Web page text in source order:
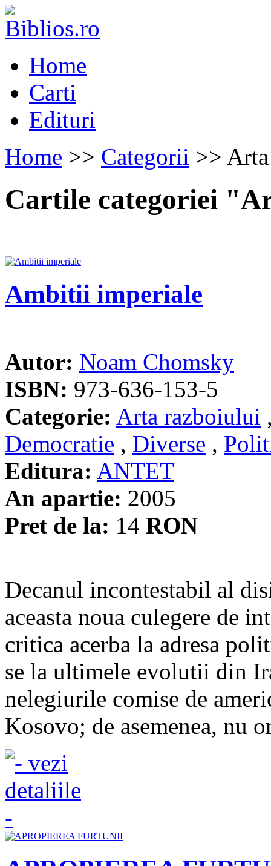
Home
Carti
Edituri
Home >> Categorii >>
Cartile categoriei
Ambitii imperiale
Autor: Noam Chomsky
ISBN: 973-636-153-5
Categorie: Arta razboiului
Democratie , Diverse ,
Editura: ANTET
An apartie: 2005
Pret de la: 14 RON
Decanul incontestabil al
aceasta noua culegere de
critica acerba la adresa
se la ultimele evolutii din
nelegiurile comise de
Kosovo; de asemenea, nu